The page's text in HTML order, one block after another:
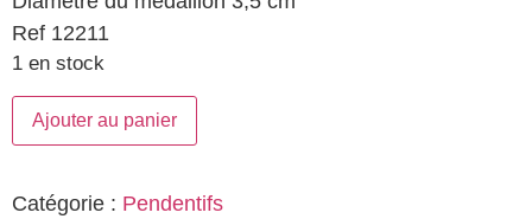
Ref 12211
1 en stock
Ajouter au panier
Catégorie : Pendentifs